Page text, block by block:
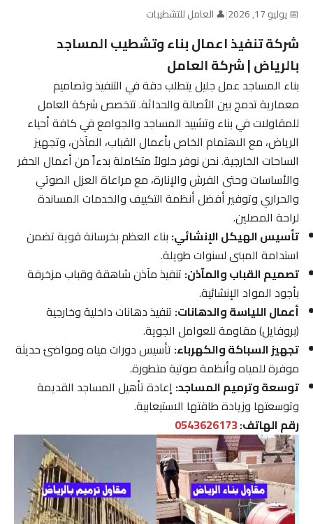
📅 يوليو 17, 2026 |👤 العامل للتشطيبات
شركة تنفيذ اعمال بناء وتشطيب المساجد
بالرياض | شركة العامل
بناء المساجد عمل جليل يتطلب دقة في التنفيذ وتصاميم
معمارية تدمج بين الأصالة والحداثة. تتخصص شركة العامل
للمقاولات في بناء وتشييد المساجد والجوامع في كافة أحياء
الرياض، مع الاهتمام الخاص بأعمال القباب، المآذن، وتجهيز
الساحات الخارجية. نحن نوفر حلولاً متكاملة بدءاً من أعمال الحفر
والأساسات وحتى الفرش والإنارة، مع مراعاة العزل الصوتي
والحراري وتوفير أفضل أنظمة التكييف والخدمات المساندة
لراحة المصلين.
تأسيس الهيكل الإنشائي:بناء العظم بخرسانة قوية تضمن
استدامة المبنى لسنوات طويلة.
تصميم القباب والمآذن:تنفيذ مآذن شاهقة وقباب مزخرفة
بأجود المواد الإنشائية.
أعمال اللياسة والدهانات:تنفيذ دهانات داخلية وخارجية
(بروفايل) مقاومة للعوامل الجوية.
تجهيز السباكة والكهرباء:تأسيس دورات مياه ومواضئ حديثة
موفرة للمياه وأنظمة صوتية متطورة.
توسعة وترميم المساجد:إعادة تأهيل المساجد القديمة
وتوسعتها وزيادة طاقتها الاستيعابية.
رقم الهاتف:0543626173